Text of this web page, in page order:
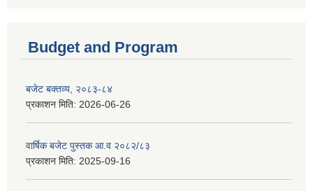
Budget and Program
बजेट बक्तव्य, २०८३-८४
प्रकाशन मिति: 2026-06-26
वार्षिक बजेट पुस्तक आ.व २०८२/८३
प्रकाशन मिति: 2025-09-16